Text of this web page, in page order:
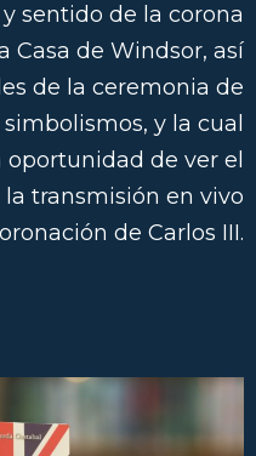
sentido de la corona
Casa de Windsor, así
de la ceremonia de
y la cual
de ver el
transmisión en vivo
de Carlos III.